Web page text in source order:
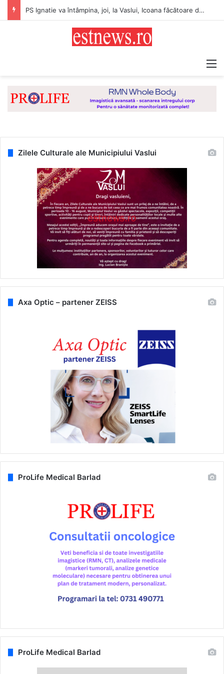
PS Ignatie va întâmpina, joi, la Vaslui, Icoana făcătoare de minuni a Maicii Domnului, de la Mănăstirea Hadâmbu
Zilele Culturale ale Municipiului Vaslui
Axa Optic – partener ZEISS
ProLife Medical Barlad
ProLife Medical Barlad